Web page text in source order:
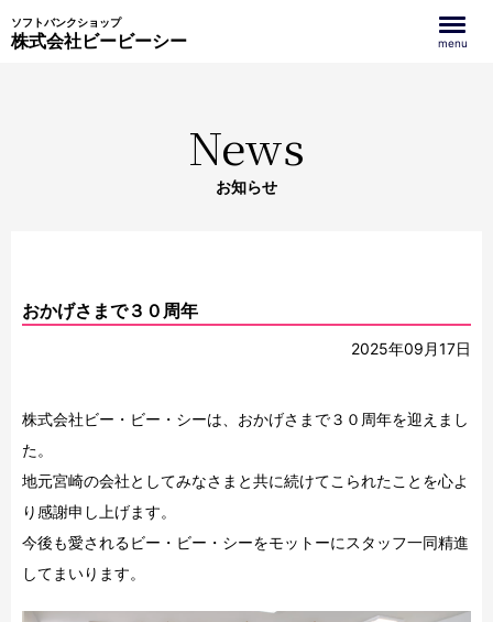
ソフトバンクショップ
株式会社ビービーシー menu
News
お知らせ
おかげさまで３０周年
2025年09月17日
株式会社ビー・ビー・シーは、おかげさまで３０周年を迎えまし
た。
地元宮崎の会社としてみなさまと共に続けてこられたことを心よ
り感謝申し上げます。
今後も愛されるビー・ビー・シーをモットーにスタッフ一同精進
してまいります。